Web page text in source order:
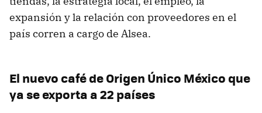
expansión y la relación con proveedores en el
país corren a cargo de Alsea.
El nuevo café de Origen Único México que
ya se exporta a 22 países